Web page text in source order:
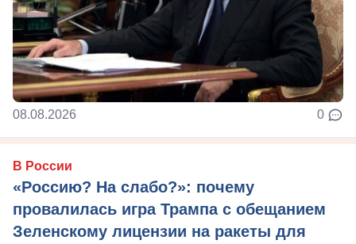
08.08.2026 0
В России
«Россию? На слабо?»: почему
провалилась игра Трампа с обещанием
Зеленскому лицензии на ракеты для